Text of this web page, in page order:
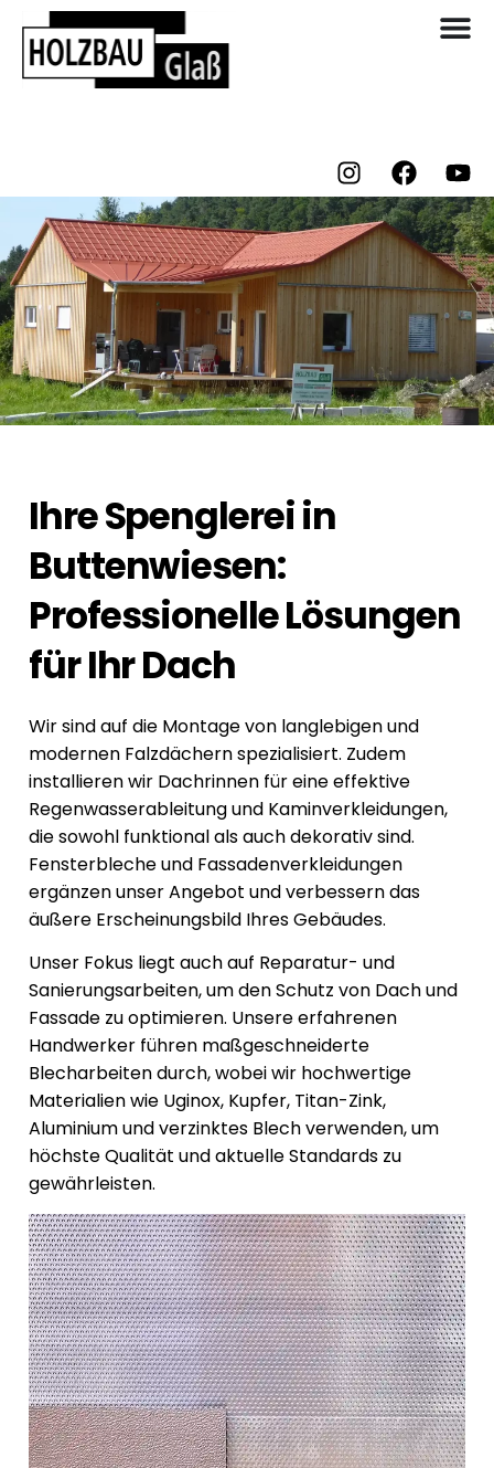
Ihre Spenglerei in
Buttenwiesen:
Professionelle Lösungen
für Ihr Dach
Wir sind auf die Montage von langlebigen und
modernen Falzdächern spezialisiert. Zudem
installieren wir Dachrinnen für eine effektive
Regenwasserableitung und Kaminverkleidungen,
die sowohl funktional als auch dekorativ sind.
Fensterbleche und Fassadenverkleidungen
ergänzen unser Angebot und verbessern das
äußere Erscheinungsbild Ihres Gebäudes.
Unser Fokus liegt auch auf Reparatur- und
Sanierungsarbeiten, um den Schutz von Dach und
Fassade zu optimieren. Unsere erfahrenen
Handwerker führen maßgeschneiderte
Blecharbeiten durch, wobei wir hochwertige
Materialien wie Uginox, Kupfer, Titan-Zink,
Aluminium und verzinktes Blech verwenden, um
höchste Qualität und aktuelle Standards zu
gewährleisten.